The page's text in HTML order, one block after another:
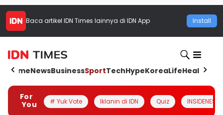
Baca artikel IDN Times lainnya di IDN App Install
HomeNewsBusinessSportTechHypeKoreaLifeHealth
For
You
# Yuk Vote Iklanin di IDN Quiz INSIDENESIA